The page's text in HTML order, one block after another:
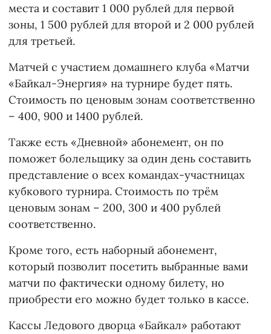
места и составит 1 000 рублей для первой
зоны, 1 500 рублей для второй и 2 000 рублей
для третьей.
Матчей с участием домашнего клуба «Матчи
«Байкал-Энергия» на турнире будет пять.
Стоимость по ценовым зонам соответственно
– 400, 900 и 1400 рублей.
Также есть «Дневной» абонемент, он по
поможет болельщику за один день составить
представление о всех командах-участницах
кубкового турнира. Стоимость по трём
ценовым зонам – 200, 300 и 400 рублей
соответственно.
Кроме того, есть наборный абонемент,
который позволит посетить выбранные вами
матчи по фактически одному билету, но
приобрести его можно будет только в кассе.
Кассы Ледового дворца «Байкал» работают